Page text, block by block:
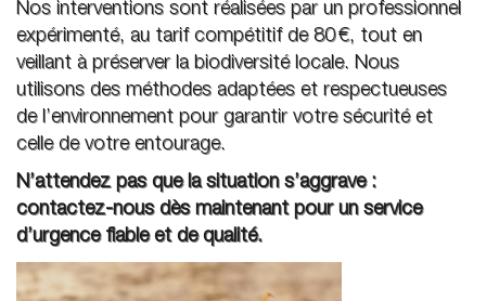
Nos interventions sont réalisées par un professionnel
expérimenté, au tarif compétitif de 80 €, tout en
veillant à préserver la biodiversité locale. Nous
utilisons des méthodes adaptées et respectueuses
de l’environnement pour garantir votre sécurité et
celle de votre entourage.
N’attendez pas que la situation s’aggrave :
contactez-nous dès maintenant pour un service
d’urgence fiable et de qualité.